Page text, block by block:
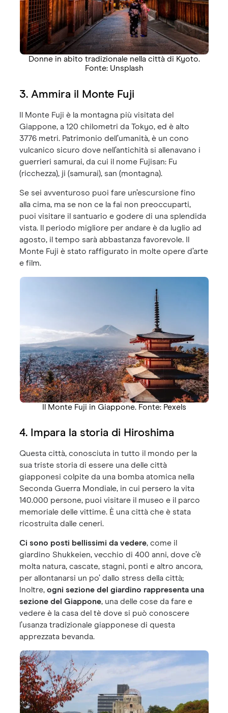
Donne in abito tradizionale nella città di Kyoto.
Fonte: Unsplash
3. Ammira il Monte Fuji
Il Monte Fuji è la montagna più visitata del
Giappone, a 120 chilometri da Tokyo, ed è alto
3776 metri. Patrimonio dell’umanità, è un cono
vulcanico sicuro dove nell’antichità si allenavano i
guerrieri samurai, da cui il nome Fujisan: Fu
(ricchezza), ji (samurai), san (montagna).
Se sei avventuroso puoi fare un’escursione fino
alla cima, ma se non ce la fai non preoccuparti,
puoi visitare il santuario e godere di una splendida
vista. Il periodo migliore per andare è da luglio ad
agosto, il tempo sarà abbastanza favorevole. Il
Monte Fuji è stato raffigurato in molte opere d’arte
e film.
Il Monte Fuji in Giappone. Fonte: Pexels
4. Impara la storia di Hiroshima
Questa città, conosciuta in tutto il mondo per la
sua triste storia di essere una delle città
giapponesi colpite da una bomba atomica nella
Seconda Guerra Mondiale, in cui persero la vita
140.000 persone, puoi visitare il museo e il parco
memoriale delle vittime. È una città che è stata
ricostruita dalle ceneri.
Ci sono posti bellissimi da vedere, come il
giardino Shukkeien, vecchio di 400 anni, dove c’è
molta natura, cascate, stagni, ponti e altro ancora,
per allontanarsi un po’ dallo stress della città;
Inoltre,ogni sezione del giardino rappresenta una
sezione del Giappone, una delle cose da fare e
vedere è la casa del tè dove si può conoscere
l’usanza tradizionale giapponese di questa
apprezzata bevanda.